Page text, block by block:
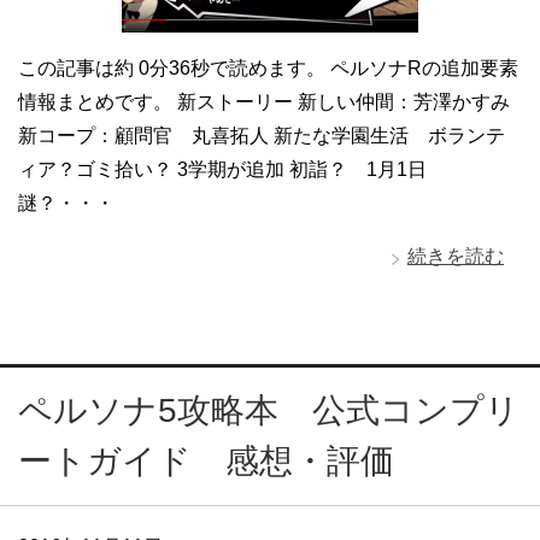
この記事は約 0分36秒で読めます。 ペルソナRの追加要素
情報まとめです。 新ストーリー 新しい仲間：芳澤かすみ
新コープ：顧問官 丸喜拓人 新たな学園生活 ボランテ
ィア？ゴミ拾い？ 3学期が追加 初詣？ 1月1日
謎？・・・
続きを読む
ペルソナ5攻略本 公式コンプリ
ートガイド 感想・評価